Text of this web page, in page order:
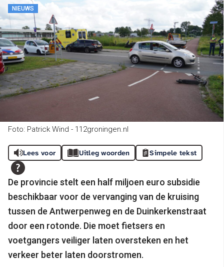
NIEUWS
Foto: Patrick Wind - 112groningen.nl
Lees voor Uitleg woorden Simpele tekst
De provincie stelt een half miljoen euro subsidie
beschikbaar voor de vervanging van de kruising
tussen de Antwerpenweg en de Duinkerkenstraat
door een rotonde. Die moet fietsers en
voetgangers veiliger laten oversteken en het
verkeer beter laten doorstromen.